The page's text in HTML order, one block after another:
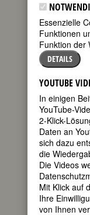
geboren
30.
1841 in
Fürth/
27.
1932 in
Nürnberg
Erste
im WS
und
1876-
NEU
von
Biografie
Essenzielle
Funktionen
Funktion der
DETAILS
YOUTUBE
In einigen
YouTube-
2-Klick-
Daten an
sich dazu
die
Die Videos
Mit Klick auf
Ihre
von Ihnen